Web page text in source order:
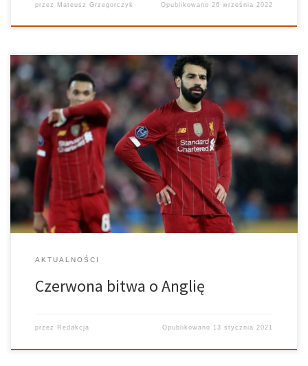
przez Mateusz Grzegorczyk Opublikowano 26 września 2022
W piłce nożnej bardzo często dochodzi to tzw. derbów, czyli
potyczki dwóch drużyn z jednego miasta, bądź też klubów, które
ze względów historycznych nie okazują względem siebie
sympatii. W Hiszpanii takim meczem niewątpliwie jest pojedynek
między Atletico Madryt, a Realem […]
AKTUALNOŚCI
Czerwona bitwa o Anglię
przez Redakcja Opublikowano 13 stycznia 2021